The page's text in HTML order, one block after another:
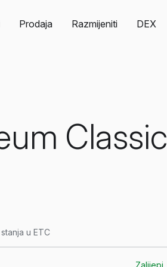
Prodaja Razmijeniti DEX
Classic
u ETC
Zalijepi